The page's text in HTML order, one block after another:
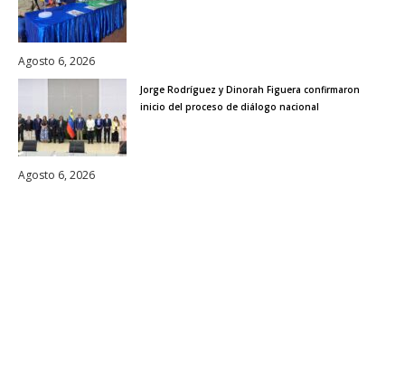
Agosto 6, 2026
Jorge Rodríguez y Dinorah Figuera confirmaron
inicio del proceso de diálogo nacional
Agosto 6, 2026